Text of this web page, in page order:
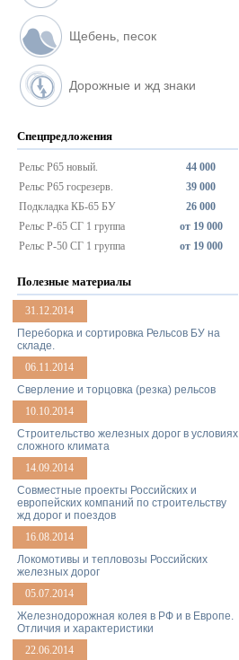
Щебень, песок
Дорожные и жд знаки
Спецпредложения
Рельс Р65 новый.
44 000
Рельс Р65 госрезерв.
39 000
Подкладка КБ-65 БУ
26 000
Рельс Р-65 СГ 1 группа
от 19 000
Рельс Р-50 СГ 1 группа
от 19 000
Полезные материалы
31.12.2014
Переборка и сортировка Рельсов БУ на
складе.
06.11.2014
Сверление и торцовка (резка) рельсов
10.10.2014
Строительство железных дорог в условиях
сложного климата
14.09.2014
Совместные проекты Российских и
европейских компаний по строительству
жд дорог и поездов
16.08.2014
Локомотивы и тепловозы Российских
железных дорог
05.07.2014
Железнодорожная колея в РФ и в Европе.
Отличия и характеристики
22.06.2014